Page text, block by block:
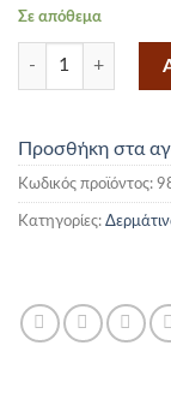
Σε απόθεμα
Δερμάτινο
Προσθήκη στα
Κωδικός προϊόντος:
Κατηγορίες: